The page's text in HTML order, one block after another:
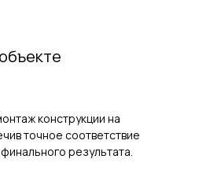
конструкции на
точное соответствие
результата.